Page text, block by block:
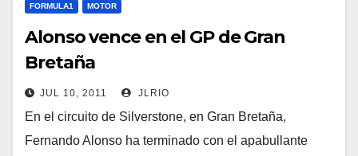
FORMULA1 MOTOR
Alonso vence en el GP de Gran
Bretaña
JUL 10, 2011 JLRIO
En el circuito de Silverstone, en Gran Bretaña,
Fernando Alonso ha terminado con el apabullante